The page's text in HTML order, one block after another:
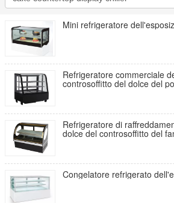
Mini refrigeratore
Refrigeratore commerciale
controsoffitto del dolce del
Refrigeratore di
dolce del controsoffitto del
Congelatore refrigerato